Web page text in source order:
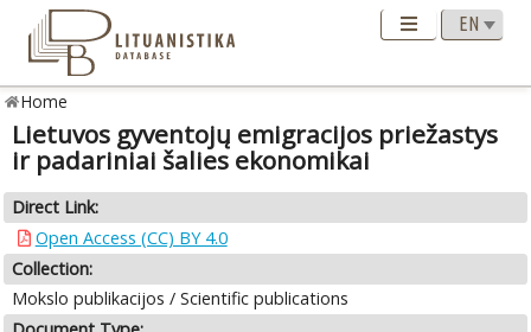
Home
Lietuvos gyventojų emigracijos priežastys
ir padariniai šalies ekonomikai
Direct Link:
Open Access (CC) BY 4.0
Collection:
Mokslo publikacijos / Scientific publications